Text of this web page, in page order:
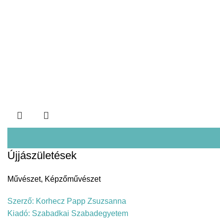
Újjászületések
Művészet, Képzőművészet
Szerző: Korhecz Papp Zsuzsanna
Kiadó: Szabadkai Szabadegyetem